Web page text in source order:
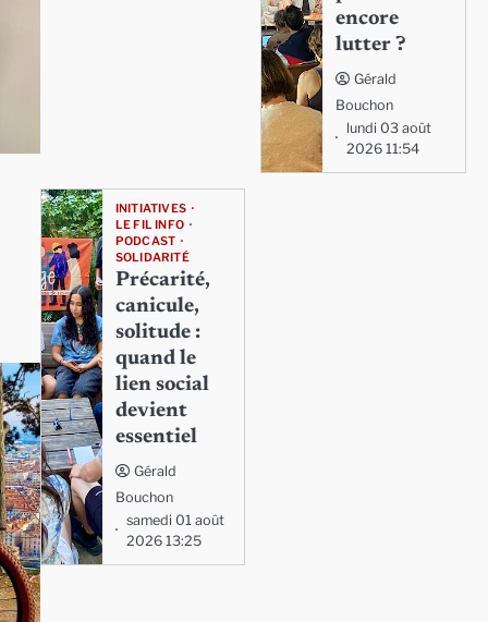
encore
lutter ?
Gérald
Bouchon
lundi 03 août
2026 11:54
INITIATIVES
LE FIL INFO
PODCAST
SOLIDARITÉ
Précarité,
canicule,
solitude :
quand le
lien social
devient
essentiel
Gérald
Bouchon
samedi 01 août
2026 13:25